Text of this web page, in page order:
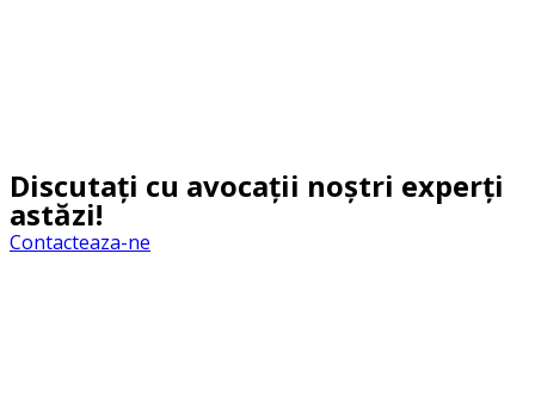
Discutați cu avocații noștri experți
astăzi!
Contacteaza-ne